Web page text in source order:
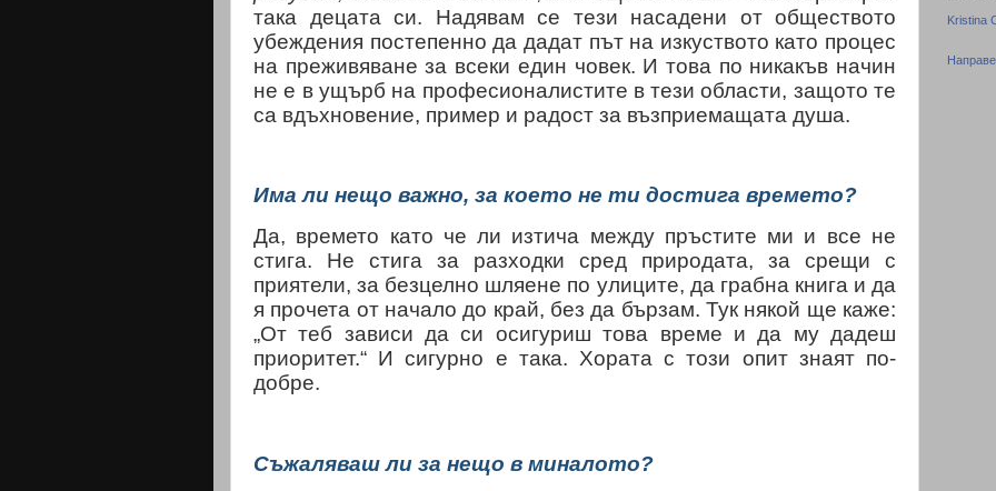
така децата си. Надявам се тези насадени от обществото
убеждения постепенно да дадат път на изкуството като процес
на преживяване за всеки един човек. И това по никакъв начин
не е в ущърб на професионалистите в тези области, защото те
са вдъхновение, пример и радост за възприемащата душа.
Има ли нещо важно, за което не ти достига времето?
Да, времето като че ли изтича между пръстите ми и все не
стига. Не стига за разходки сред природата, за срещи с
приятели, за безцелно шляене по улиците, да грабна книга и да
я прочета от начало до край, без да бързам. Тук някой ще каже:
„От теб зависи да си осигуриш това време и да му дадеш
приоритет.“ И сигурно е така. Хората с този опит знаят по-
добре.
Съжаляваш ли за нещо в миналото?
Kristina